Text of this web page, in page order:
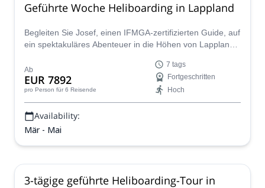
Geführte Woche Heliboarding in Lappland
Begleiten Sie Josef, einen IFMGA-zertifizierten Guide, auf
ein spektakuläres Abenteuer in die Höhen von Lappland,
Ab
EUR 7892
pro Person für 6 Reisende
7 tags
Fortgeschritten
Hoch
Availability:
Mär - Mai
3-tägige geführte Heliboarding-Tour in